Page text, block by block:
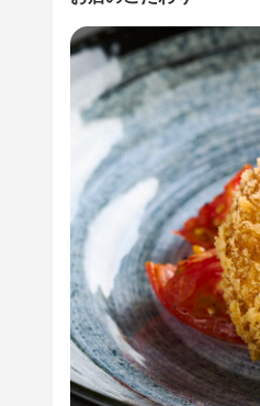
仕事内容
【ホールスタッフ】
ご案内、オーダー受付、
この仕事のおすす
【独立希望者歓迎】
店舗運営のノウハウ、仕
【成果に応じた昇給アリ】
目標の達成度合いやスキ